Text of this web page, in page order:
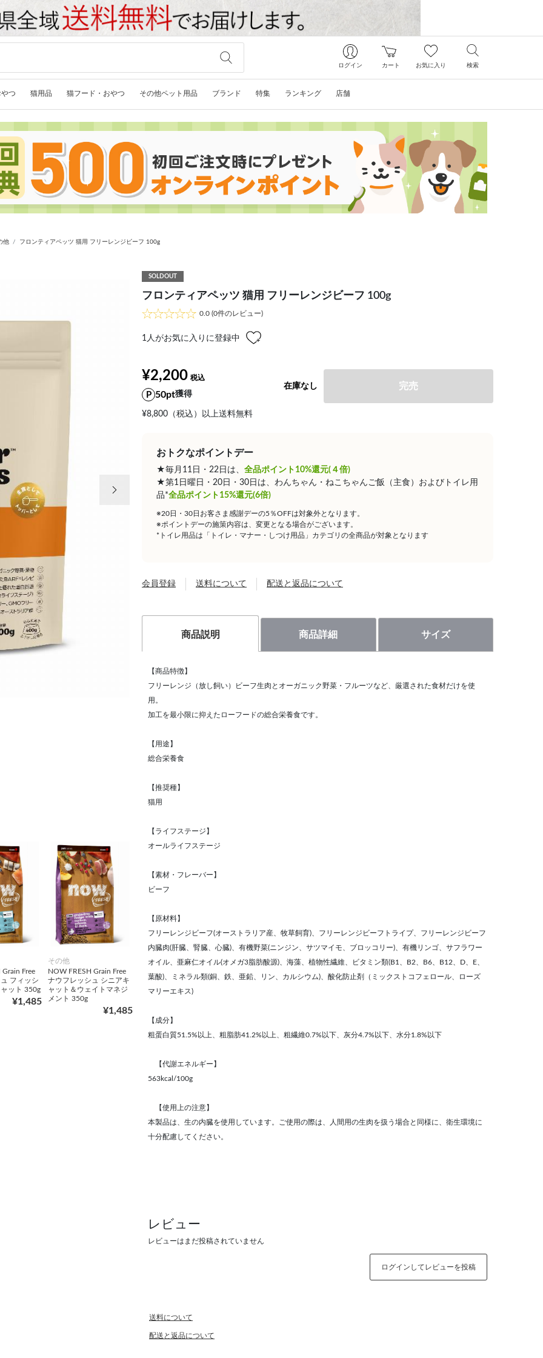
ログイン カート お気に入り 検索
つ 猫用品 猫フード・おやつ その他ペット用品 ブランド 特集 ランキング 店舗
他 フロンティアペッツ 猫用 フリーレンジビーフ 100g
Grain Free
フィッシ
ット 350g
¥1,485
その他
NOW FRESH Grain Free
ナウフレッシュ シニアキ
ャット＆ウェイトマネジ
メント 350g
¥1,485
SOLDOUT
フロンティアペッツ 猫用 フリーレンジビーフ 100g
0.0 (0件のレビュー)
1人がお気に入りに登録中
¥2,200
50pt獲得
¥8,800（税込）以上送料無料
在庫なし 完売
おトクなポイントデー
★毎月11日・22日は、 全品ポイント10%還元(４倍)
★第1日曜日・20日・30日は、わんちゃん・ねこちゃんご飯（主食）およびトイレ用
品*全品ポイント15%還元(6倍)
※20日・30日お客さま感謝デーの5％OFFは対象外となります。
※ポイントデーの施策内容は、変更となる場合がございます。
*トイレ用品は「トイレ・マナー・しつけ用品」カテゴリの全商品が対象となります
会員登録 送料について 配送と返品について
商品説明 商品詳細 サイズ
【商品特徴】
フリーレンジ（放し飼い）ビーフ生肉とオーガニック野菜・フルーツなど、厳選された食材だけを使
用。
加工を最小限に抑えたローフードの総合栄養食です。
【用途】
総合栄養食
【推奨種】
猫用
【ライフステージ】
オールライフステージ
【素材・フレーバー】
ビーフ
【原材料】
フリーレンジビーフ(オーストラリア産、牧草飼育)、フリーレンジビーフトライプ、フリーレンジビーフ
内臓肉(肝臓、腎臓、心臓)、有機野菜(ニンジン、サツマイモ、ブロッコリー)、有機リンゴ、サフラワー
オイル、亜麻仁オイル(オメガ3脂肪酸源)、海藻、植物性繊維、ビタミン類(B1、B2、B6、B12、D、E、
葉酸)、ミネラル類(銅、鉄、亜鉛、リン、カルシウム)、酸化防止剤（ミックストコフェロール、ローズ
マリーエキス)
【成分】
粗蛋白質51.5%以上、粗脂肪41.2%以上、粗繊維0.7%以下、灰分4.7%以下、水分1.8%以下
【代謝エネルギー】
563kcal/100g
【使用上の注意】
本製品は、生の内臓を使用しています。ご使用の際は、人間用の生肉を扱う場合と同様に、衛生環境に
十分配慮してください。
レビュー
レビューはまだ投稿されていません
ログインしてレビューを投稿
送料について
配送と返品について